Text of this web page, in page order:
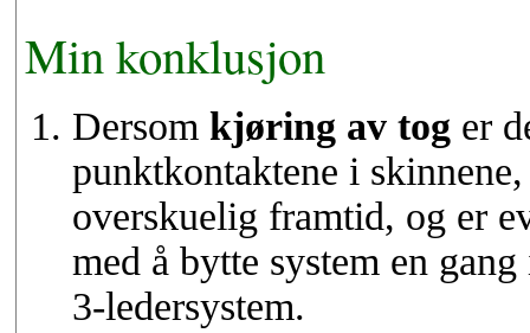
Min konklusjon
Dersom kjøring av tog er
punktkontaktene i
overskuelig framtid, og er
med å bytte system en
3-ledersystem.